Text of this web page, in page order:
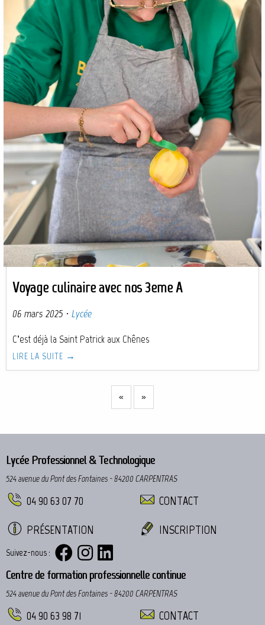
Voyage culinaire avec nos 3eme A
06 mars 2025 · Lycée
C’est déjà la Saint Patrick aux Chênes
LIRE LA SUITE →
« »
Lycée Professionnel & Technologique
524 avenue du Pont des Fontaines - 84200 CARPENTRAS
04 90 63 07 70 CONTACT
PRÉSENTATION INSCRIPTION
Suivez-nous :
Centre de formation professionnelle continue
524 avenue du Pont des Fontaines - 84200 CARPENTRAS
04 90 63 98 71 CONTACT